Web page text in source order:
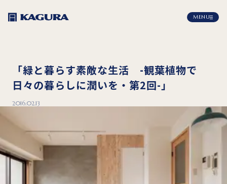
MENU
「緑と暮らす素敵な生活 -観葉植物で
日々の暮らしに潤いを・第2回-」
2016.02.13